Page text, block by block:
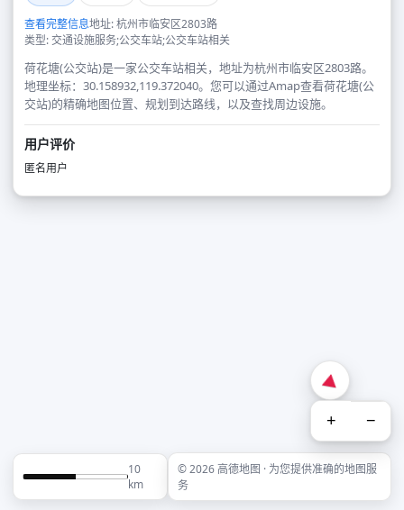
查看完整信息地址: 杭州市临安区2803路
类型: 交通设施服务;公交车站;公交车站相关
荷花塘(公交站)是一家公交车站相关，地址为杭州市临安区2803路。
地理坐标：30.158932,119.372040。您可以通过Amap查看荷花塘(公
交站)的精确地图位置、规划到达路线，以及查找周边设施。
用户评价
匿名用户
+ −
10
km
© 2026 高德地图 · 为您提供准确的地图服
务